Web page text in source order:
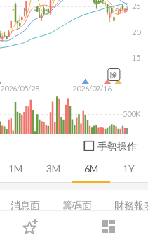
dashboard
登入
1M 3M 6M 1Y
2026/05/28 2026/07/16
15
20
25
500K
除
手勢操作
消息面 籌碼面 財務報
利潤比率